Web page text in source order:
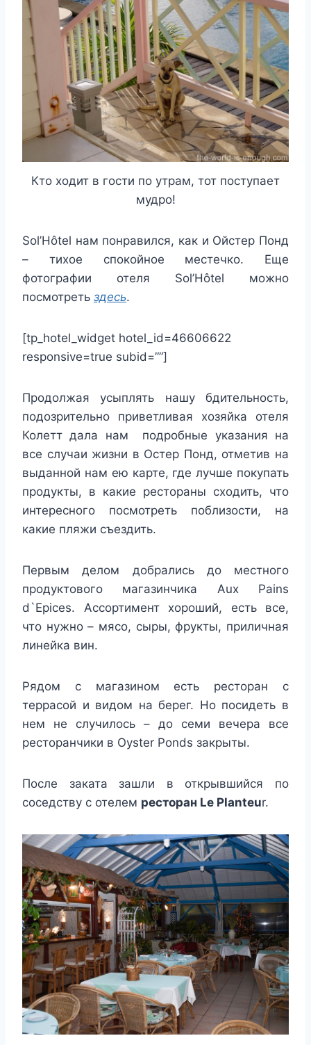
Кто ходит в гости по утрам, тот поступает
мудро!
Sol’Hôtel нам понравился, как и Ойстер Понд
– тихое спокойное местечко. Еще
фотографии отеля Sol’Hôtel можно
посмотреть здесь.
[tp_hotel_widget hotel_id=46606622
responsive=true subid=””]
Продолжая усыплять нашу бдительность,
подозрительно приветливая хозяйка отеля
Колетт дала нам подробные указания на
все случаи жизни в Остер Понд, отметив на
выданной нам ею карте, где лучше покупать
продукты, в какие рестораны сходить, что
интересного посмотреть поблизости, на
какие пляжи съездить.
Первым делом добрались до местного
продуктового магазинчика Aux Pains
d`Epices. Ассортимент хороший, есть все,
что нужно – мясо, сыры, фрукты, приличная
линейка вин.
Рядом с магазином есть ресторан с
террасой и видом на берег. Но посидеть в
нем не случилось – до семи вечера все
ресторанчики в Oyster Ponds закрыты.
После заката зашли в открывшийся по
соседству с отелем ресторан Le Planteur.